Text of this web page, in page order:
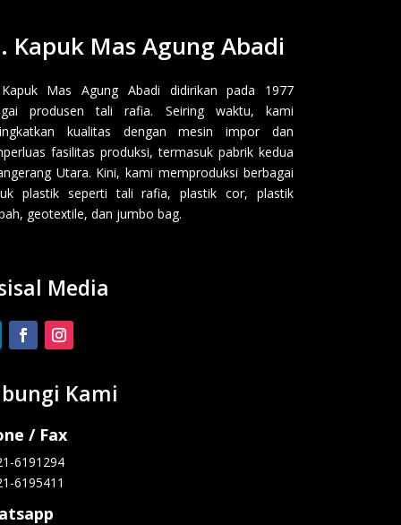
Kapuk Mas Agung Abadi
Mas Agung Abadi didirikan pada 1977
produsen tali rafia. Seiring waktu, kami
kualitas dengan mesin impor dan
fasilitas produksi, termasuk pabrik kedua
Utara. Kini, kami memproduksi berbagai
plastik seperti tali rafia, plastik cor, plastik
geotextile, dan jumbo bag.
Media
Kami
/ Fax
6191294
6195411